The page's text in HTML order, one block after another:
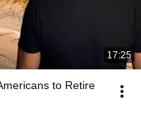
17:25
to Retire